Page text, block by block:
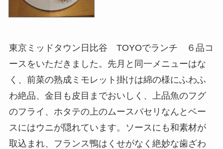
東京ミッドタウン日比谷 TOYOでランチ ６品コ
ースをいただきました。先月と同一メニューはな
く、前菜の熟成ミモレット掛けは綿の様にふわふ
わ絶品、金目も皮目までおいしく、上品魚のフグ
のフライ、ホタテの上のムースパセリなんとベー
スにはウニが隠れています。ソースにも和素材が
取込まれ、フランス鴨はくせがなく絶妙な歯ざわ